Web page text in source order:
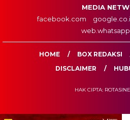
MEDIA
facebook.com
HOME BOX REDAKSI
DISCLAIMER
HAK CIPTA: